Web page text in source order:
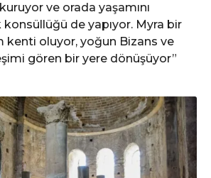
ve orada yaşamını
de yapıyor. Myra bir
kenti oluyor, yoğun Bizans ve
gören bir yere dönüşüyor”